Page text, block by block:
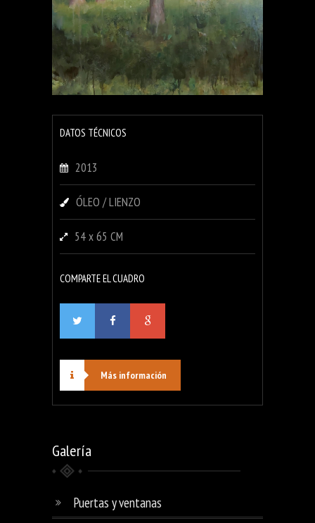
DATOS TÉCNICOS
2013
ÓLEO / LIENZO
54 x 65 CM
COMPARTE EL CUADRO
Más información
Galería
Puertas y ventanas